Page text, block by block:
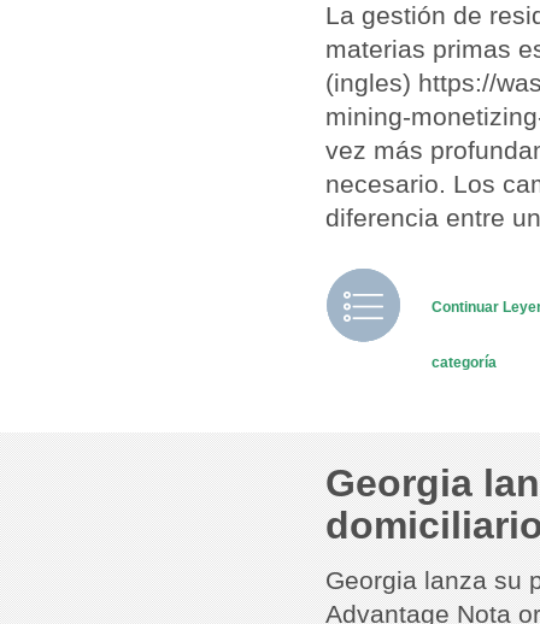
La gestión de
materias primas
(ingles) https://
mining-
vez más
necesario. Los
diferencia entre
Continuar
categoría
Georgia
Georgia lanza su
Advantage Nota